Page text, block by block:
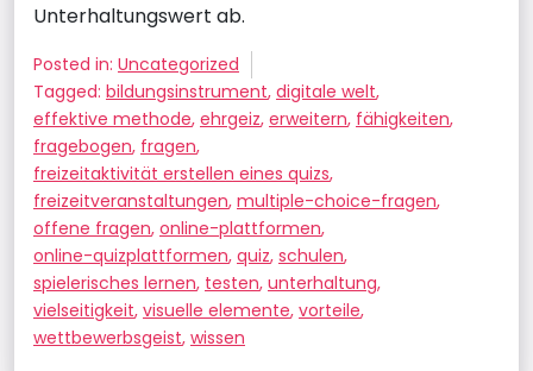
Unterhaltungswert ab.
Posted in: Uncategorized
Tagged: bildungsinstrument, digitale welt,
effektive methode, ehrgeiz, erweitern, fähigkeiten,
fragebogen, fragen,
freizeitaktivität erstellen eines quizs,
freizeitveranstaltungen, multiple-choice-fragen,
offene fragen, online-plattformen,
online-quizplattformen, quiz, schulen,
spielerisches lernen, testen, unterhaltung,
vielseitigkeit, visuelle elemente, vorteile,
wettbewerbsgeist, wissen